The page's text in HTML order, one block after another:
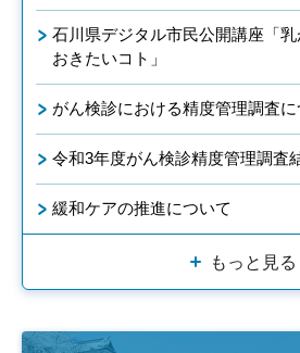
石川県デジタル市民公開講座「
おきたいコト」
がん検診における精度管理調査に
令和3年度がん検診精度管理調査
緩和ケアの推進について
もっと見る